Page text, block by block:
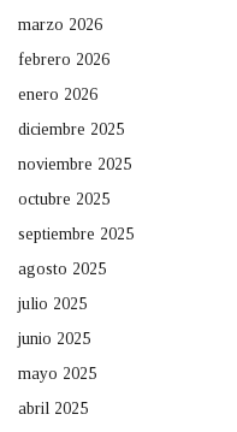
marzo 2026
febrero 2026
enero 2026
diciembre 2025
noviembre 2025
octubre 2025
septiembre 2025
agosto 2025
julio 2025
junio 2025
mayo 2025
abril 2025